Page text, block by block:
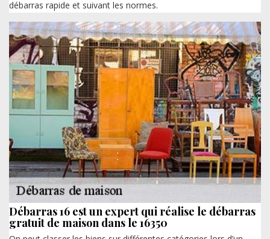
débarras rapide et suivant les normes.
Débarras 16 est un expert qui réalise le débarras
gratuit de maison dans le 16350